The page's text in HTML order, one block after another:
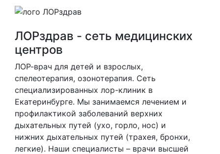
ЛОРздрав - сеть медицинских
центров
ЛОР-врач для детей и взрослых,
спелеотерапия, озонотерапия. Cеть
специализированных лор-клиник в
Екатеринбурге. Мы занимаемся лечением и
профилактикой заболеваний верхних
дыхательных путей (ухо, горло, нос) и
нижних дыхательных путей (трахея, бронхи,
легкие). Наши специалисты – врачи высшей